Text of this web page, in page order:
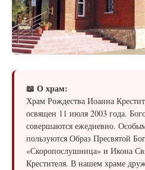
📖 О храм:
Храм Рождества Иоанна
освящен 11 июля 2003 года.
совершаются ежедневно.
пользуются Образ Пресвятой
«Скоропослушница» и Икона
Крестителя. В нашем храме